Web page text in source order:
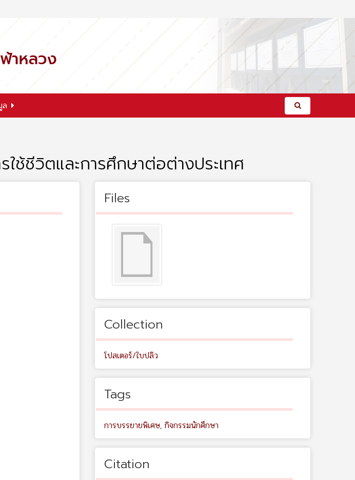
ล
ช้ชีวิตและการศึกษาต่อต่างประเทศ
Files
Collection
โปสเตอร์/ใบปลิว
Tags
การบรรยายพิเศษ, กิจกรรมนักศึกษา
Citation